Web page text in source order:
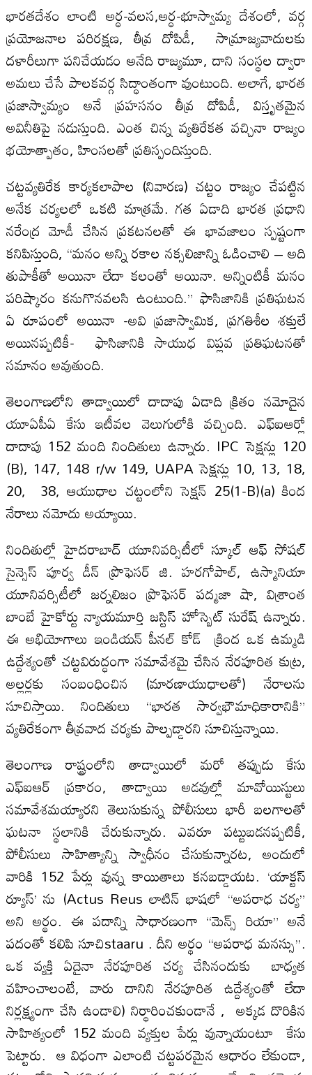
భారతదేశం లాంటి అర్ధ-వలస,అర్ధ-భూస్వామ్య దేశంలో, వర్గ
ప్రయోజనాల పరిరక్షణ, తీవ్ర దోపిడీ, సామ్రాజ్యవాదులకు
దళారీలుగా పనిచేయడం అనేది రాజ్యమూ, దాని సంస్థల ద్వారా
అమలు చేసే పాలకవర్గ సిద్ధాంతంగా వుంటుంది. అలాగే, భారత
ప్రజాస్వామ్యం అనే ప్రహసనం తీవ్ర దోపిడీ, విస్తృతమైన
అవినీతిపై నడుస్తుంది. ఎంత చిన్న వ్యతిరేకత వచ్చినా రాజ్యం
భయోత్పాతం, హింసలతో ప్రతిస్పందిస్తుంది.
చట్టవ్యతిరేక కార్యకలాపాల (నివారణ) చట్టం రాజ్యం చేపట్టిన
అనేక చర్యలలో ఒకటి మాత్రమే. గత ఏడాది భారత ప్రధాని
నరేంద్ర మోడీ చేసిన ప్రకటనలతో ఈ భావజాలం స్పష్టంగా
కనిపిస్తుంది, “మనం అన్ని రకాల నక్సలిజాన్ని ఓడించాలి – అది
తుపాకీతో అయినా లేదా కలంతో అయినా. అన్నింటికీ మనం
పరిష్కారం కనుగొనవలసి ఉంటుంది.” ఫాసిజానికి ప్రతిఘటన
ఏ రూపంలో అయినా -అవి ప్రజాస్వామిక, ప్రగతిశీల శక్తులే
అయినప్పటికీ- ఫాసిజానికి సాయుధ విప్లవ ప్రతిఘటనతో
సమానం అవుతుంది.
తెలంగాణలోని తాడ్వాయిలో దాదాపు ఏడాది క్రితం నమోదైన
యూఏపీఏ కేసు ఇటీవల వెలుగులోకి వచ్చింది. ఎఫ్ఐఆర్లో
దాదాపు 152 మంది నిందితులు ఉన్నారు. IPC సెక్షన్లు 120
(B), 147, 148 r/w 149, UAPA సెక్షన్లు 10, 13, 18,
20, 38, ఆయుధాల చట్టంలోని సెక్షన్ 25(1-B)(a) కింద
నేరాలు నమోదు అయ్యాయి.
నిందితుల్లో హైదరాబాద్ యూనివర్సిటీలో స్కూల్ ఆఫ్ సోషల్
సైన్సెస్ పూర్వ డీన్ ప్రొఫెసర్ జి. హరగోపాల్, ఉస్మానియా
యూనివర్సిటీలో జర్నలిజం ప్రొఫెసర్ పద్మజా షా, విశ్రాంత
బాంబే హైకోర్టు న్యాయమూర్తి జస్టిస్ హోస్బెట్ సురేష్ ఉన్నారు.
ఈ అభియోగాలు ఇండియన్ పీనల్ కోడ్ క్రింద ఒక ఉమ్మడి
ఉద్దేశ్యంతో చట్టవిరుద్ధంగా సమావేశమై చేసిన నేరపూరిత కుట్ర,
అల్లర్లకు సంబంధించిన (మారణాయుధాలతో) నేరాలను
సూచిస్తాయి. నిందితులు “భారత సార్వభౌమాధికారానికి”
వ్యతిరేకంగా తీవ్రవాద చర్యకు పాల్పడ్డారని సూచిస్తున్నాయి.
తెలంగాణ రాష్ట్రంలోని తాడ్వాయిలో మరో తప్పుడు కేసు
ఎఫ్ఐఆర్ ప్రకారం, తాడ్వాయి అడవుల్లో మావోయిస్టులు
సమావేశమయ్యారని తెలుసుకున్న పోలీసులు భారీ బలగాలతో
ఘటనా స్థలానికి చేరుకున్నారు. ఎవరూ పట్టుబడనప్పటికీ,
పోలీసులు సాహిత్యాన్ని స్వాధీనం చేసుకున్నారట, అందులో
వారికి 152 పేర్లు వున్న కాయితాలు కనబడ్డాయట. ‘యాక్టస్
ర్యూస్’ ను (Actus Reus లాటిన్ భాషలో “అపరాధ చర్య”
అని అర్థం. ఈ పదాన్ని సాధారణంగా “మెన్స్ రియా” అనే
పదంతో కలిపి సూచిstaaru . దీని అర్థం “అపరాధ మనస్సు”.
ఒక వ్యక్తి ఏదైనా నేరపూరిత చర్య చేసినందుకు బాధ్యత
వహించాలంటే, వారు దానిని నేరపూరిత ఉద్దేశ్యంతో లేదా
నిర్లక్ష్యంగా చేసి ఉండాలి) నిర్థారించకుండానే , అక్కడ దొరికిన
సాహిత్యంలో 152 మంది వ్యక్తుల పేర్లు వున్నాయంటూ కేసు
పెట్టారు. ఆ విధంగా ఎలాంటి చట్టపరమైన ఆధారం లేకుండా,